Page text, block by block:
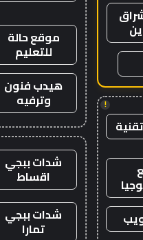
!
موقع حالة
للتعليم
هيدب فنون
وترفيه
شدات ببجي
اقساط
شدات ببجي
تمارا